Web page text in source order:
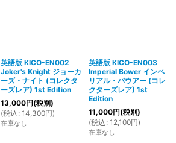
英語版 KICO-EN002
Joker's Knight ジョーカ
ーズ・ナイト (コレクタ
ーズレア) 1st Edition
13,000円(税別)
(税込 : 14,300円)
在庫なし
英語版 KICO-EN003
Imperial Bower インペ
リアル・バウアー (コレ
クターズレア) 1st
Edition
11,000円(税別)
(税込 : 12,100円)
在庫なし